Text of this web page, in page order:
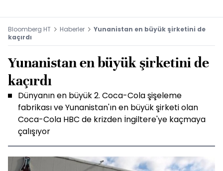
Bloomberg HT Haberler
Yunanistan en büyük şirketini de
kaçırdı
Yunanistan en büyük şirketini de
kaçırdı
Dünyanın en büyük 2. Coca-Cola şişeleme
fabrikası ve Yunanistan'ın en büyük şirketi olan
Coca-Cola HBC de krizden İngiltere'ye kaçmaya
çalışıyor